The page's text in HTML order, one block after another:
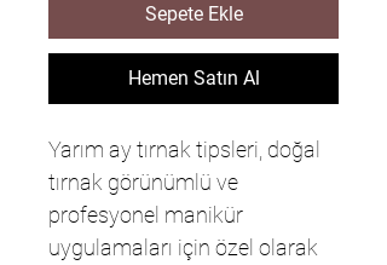
Sepete Ekle
Hemen Satın Al
Yarım ay tırnak tipsleri, doğal
tırnak görünümlü ve
profesyonel manikür
uygulamaları için özel olarak